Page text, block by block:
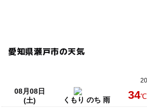
愛知県瀬戸市の天気
08月08日
(土)
くもり のち 雨 34℃